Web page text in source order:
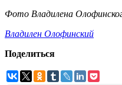
Фото Владилена
Владилен Олофинский
Поделиться